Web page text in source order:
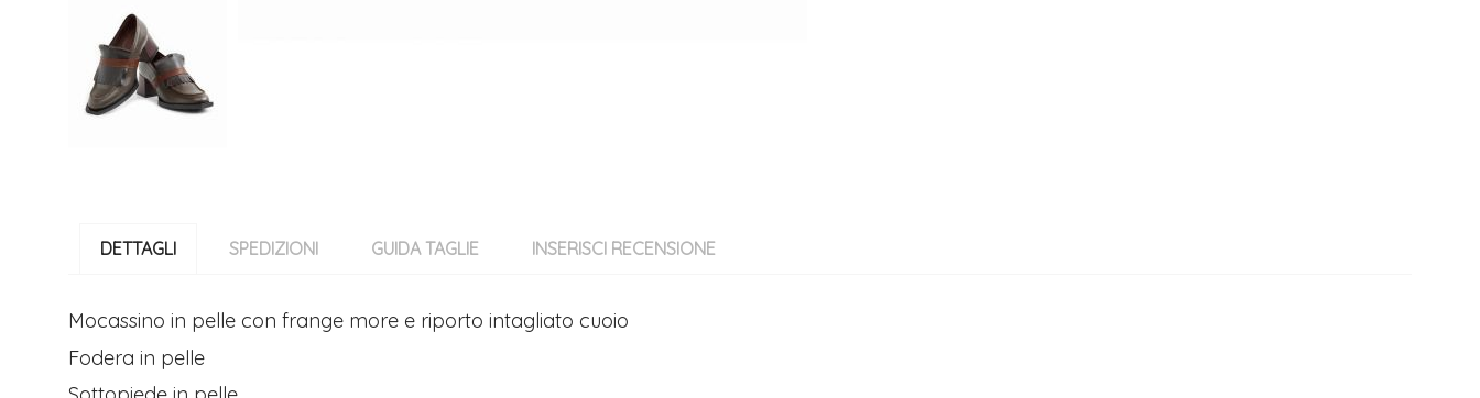
galleria
immagini
DETTAGLI
Mocassino in pelle con frange more e riporto intagliato cuoio
Fodera in pelle
SPEDIZIONI GUIDA TAGLIE INSERISCI RECENSIONE